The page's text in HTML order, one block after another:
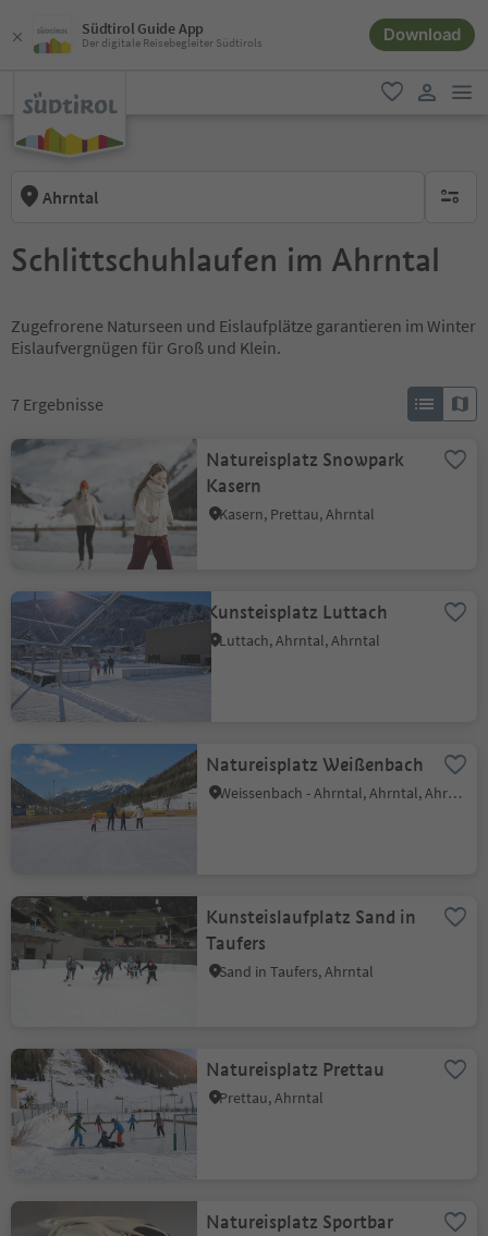
Südtirol Guide App
Der digitale Reisebegleiter Südtirols Download
favorit
Ahrntal keine
Schlittschuhlaufen im Ahrntal
Zugefrorene Naturseen und Eislaufplätze garantieren im Winter
Eislaufvergnügen für Groß und Klein.
7 Ergebnisse
Natureisplatz Snowpark
Kasern
Kasern, Prettau, Ahrntal
Kunsteisplatz Luttach
Luttach, Ahrntal, Ahrntal
Natureisplatz Weißenbach
Weissenbach - Ahrntal, Ahrntal, Ahrntal
Kunsteislaufplatz Sand in
Taufers
Sand in Taufers, Ahrntal
Natureisplatz Prettau
Prettau, Ahrntal
Natureisplatz Sportbar